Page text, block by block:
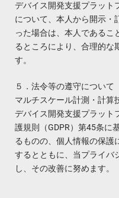
デバイス開発支援プラット
について、本人から開示・
った場合は、本人であるこ
るところにより、合理的な
す。
５．法令等の遵守について
マルチスケール計測・計算
デバイス開発支援プラット
護規則（GDPR）第45条に
るものの、個人情報の保護
するとともに、当プライバ
し、その改善に努めます。